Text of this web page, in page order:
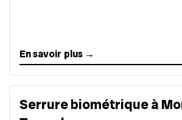
En savoir plus →
Serrure biométrique à